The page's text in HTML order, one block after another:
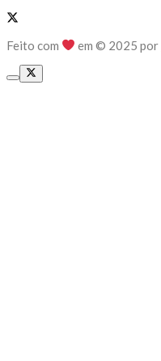
Feito com em © 2025 por